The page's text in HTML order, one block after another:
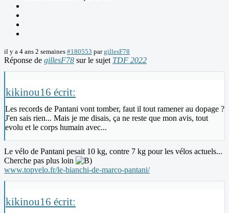
il y a 4 ans 2 semaines #180553 pargillesF78
Réponse de gillesF78 sur le sujet TDF 2022
kikinou16 écrit:
Les records de Pantani vont tomber, faut il tout ramener au dopage ?
J'en sais rien... Mais je me disais, ça ne reste que mon avis, tout
evolu et le corps humain avec...
Le vélo de Pantani pesait 10 kg, contre 7 kg pour les vélos actuels...
Cherche pas plus loin
www.topvelo.fr/le-bianchi-de-marco-pantani/
kikinou16 écrit: